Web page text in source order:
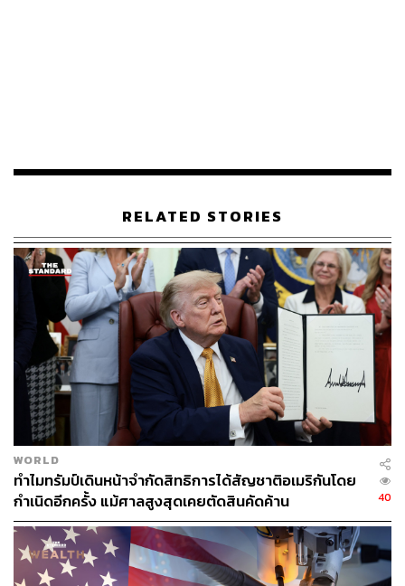
ะรถก่อน’ ทำให้หนุ่มสาวเลือกเป็นโสด
ทั้งนี้ หวางเหวินเทาระบุว่า Airbus, PepsiCo, Hela Group
ของเยอรมนี ให้คำมั่นที่จะกระตุ้นการลงทุนในจีน และแหล่ง
ข่าวรายหนึ่งเผยว่า โอลิเวอร์ ซิปเซ ซีอีโอของ BMW จะหารือ
รัฐบาลจีนเกี่ยวกับการลงทุนในจีนต่อเนื่อง
ส่วนซีอีโอรายอื่นๆ ยืนยันถึงความเชื่อมั่นต่อเศรษฐกิจและ
ตลาด พร้อมย้ำว่านโยบายการค้าของจีนกับคู่ค้าทั่วโลก รวม
ถึงคู่ค้ายุโรป (EU) ยังคงมีเสถียรภาพ ส่วนบริษัทอเมริกันที่อยู่
ภายใต้การสอบสวนหรือตรวจสอบโดยทางการจีนอย่าง
Google, Illumina, PVH และ Walmart ไม่อยู่ในรายชื่อ
ขณะที่รัฐบาลจีนให้คำมั่นว่าจะเร่งกระตุ้นการบริโภคอย่าง
จริงจัง ภายใต้สภาวะเศรษฐกิจที่ชะลอตัวและวิกฤต
อสังหาริมทรัพย์ที่ซบเซา
RELATED STORIES
WORLD
ทำไมทรัมป์เดินหน้าจำกัดสิทธิการได้สัญชาติอเมริกันโดย
กำเนิดอีกครั้ง แม้ศาลสูงสุดเคยตัดสินคัดค้าน
40